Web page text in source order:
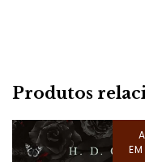
Produtos